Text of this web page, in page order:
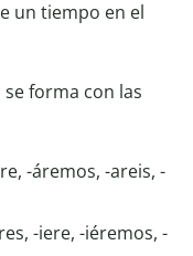
un tiempo en el
se forma con las
-áremos, -areis, -
-iere, -iéremos, -